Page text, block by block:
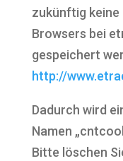
zukünftig keine
Browsers bei
gespeichert
http://
Dadurch wird
Namen
Bitte löschen